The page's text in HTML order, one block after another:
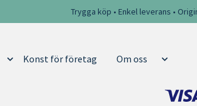
Trygga köp • Enkel leverans •
Konst för företag Om oss